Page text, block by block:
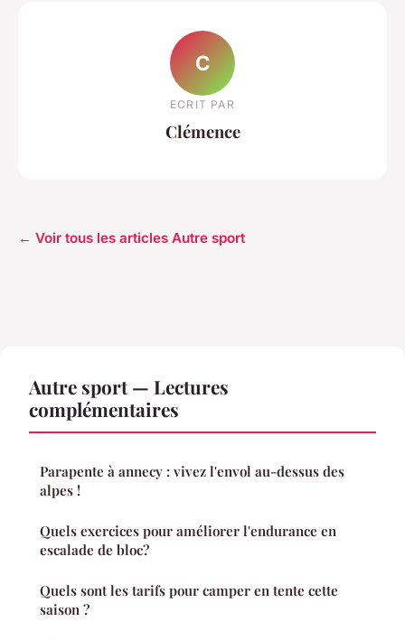
C
ECRIT PAR
Clémence
← Voir tous les articles Autre sport
Autre sport — Lectures
complémentaires
Parapente à annecy : vivez l'envol au-dessus des
alpes !
Quels exercices pour améliorer l'endurance en
escalade de bloc?
Quels sont les tarifs pour camper en tente cette
saison ?